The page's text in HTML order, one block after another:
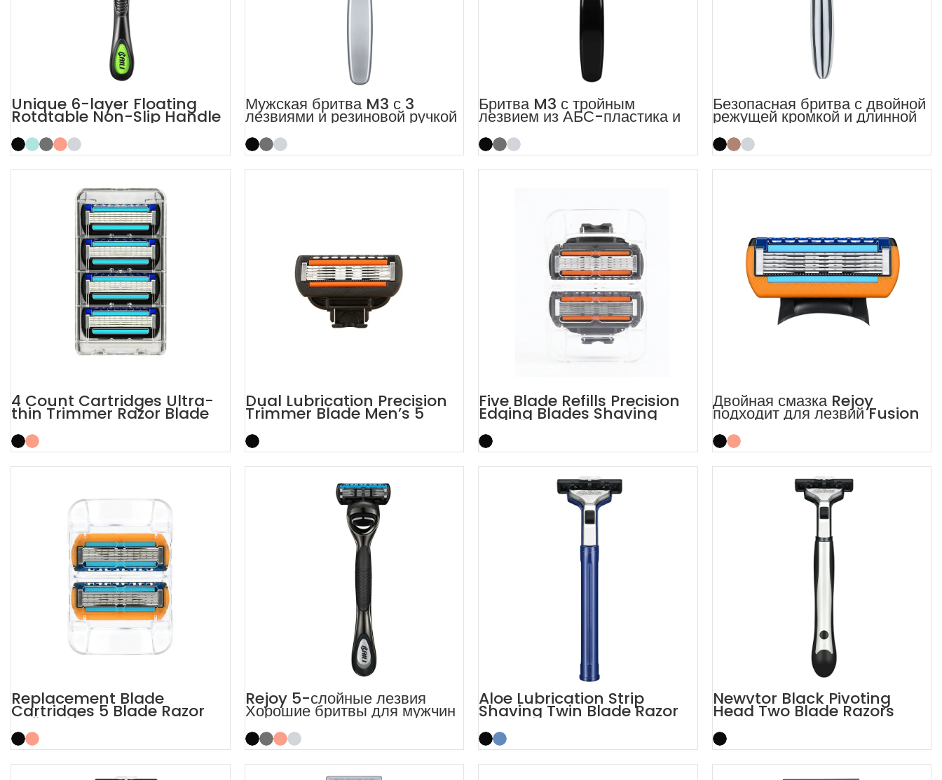
Unique 6-layer Floating
Rotatable Non-Slip Handle
6 Blade Razor
Мужская бритва M3 с 3
лезвиями и резиновой ручкой
Бритва M3 с тройным
лезвием из АБС-пластика и
резиновой ручкой
Безопасная бритва с двойной
режущей кромкой и длинной
ручкой
4 Count Cartridges Ultra-
thin Trimmer Razor Blade
Refills
Dual Lubrication Precision
Trimmer Blade Men’s 5
Blade Razor
Five Blade Refills Precision
Edging Blades Shaving
Cartridges
Двойная смазка Rejoy
подходит для лезвий Fusion
5, 5-слойных лезвий Baili
Replacement Blade
Cartridges 5 Blade Razor
Refills
Rejoy 5-слойные лезвия
Хорошие бритвы для мужчин
Бритва Black System
Aloe Lubrication Strip
Shaving Twin Blade Razor
Newvtor Black Pivoting
Head Two Blade Razors